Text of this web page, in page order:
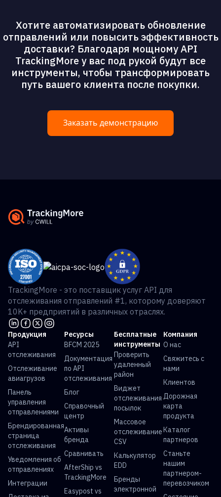
Хотите автоматизировать обновление
отправлений или повысить эффективность
доставки? Благодаря мощному API
TrackingMore у вас под рукой будут все
инструменты, чтобы трансформировать
путь вашего клиента после покупки.
Заказать демонстрацию
TrackingMore - это поставщик услуг API для
отслеживания отправлений #1, которому доверяют
10K+ предприятий в различных отраслях.
Продукция
API
отслеживания
Отслеживание
авиагрузов
Панель
управления
отправлениями
Брендированная
страница
отслеживания
Уведомления об
отправлениях
Интеграции
Ресурсы
BFCM 2025
Документация
по API
отслеживания
Блог
Справочный
центр
Активы
бренда
Сравнивать
AfterShip vs
TrackingMore
Easypost vs
Бесплатные
инструменты
Проверить
удаленный
район
Виджет
отслеживания
посылок
Массовое
отслеживание
CSV
Калькулятор
EDD
Бренды
электронной
Компания
О нас
Свяжитесь с
нами
Клиентов
Дорожная
карта
продукта
Каталог
партнеров
Станьте
нашим
партнером-
перевозчиком